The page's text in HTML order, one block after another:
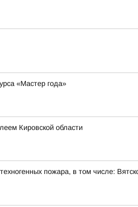
«Мастер года»
Кировской области
пожара, в том числе: